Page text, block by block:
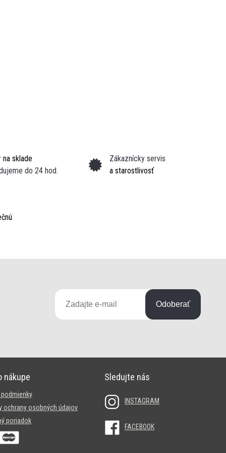
na sklade
do 24 hod.
Zákaznícky servis
a starostlivosť
Odoberať
nákupe
ochrany osobných údajov
poriadok
Sledujte nás
INSTAGRAM
FACEBOOK